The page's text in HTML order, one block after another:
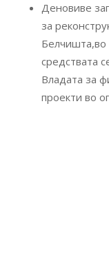
Деновиве
за
Белчишта,во
средствата
Владата за
проекти во